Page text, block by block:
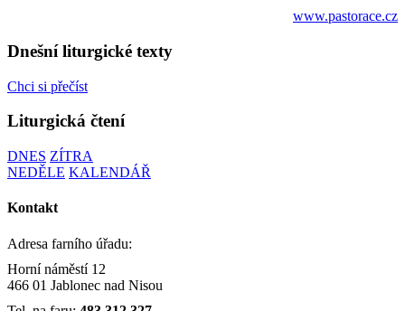
www.pastorace.cz
Dnešní liturgické texty
Chci si přečíst
Liturgická čtení
DNES ZÍTRA
NEDĚLE KALENDÁŘ
Kontakt
Adresa farního úřadu:
Horní náměstí 12
466 01 Jablonec nad Nisou